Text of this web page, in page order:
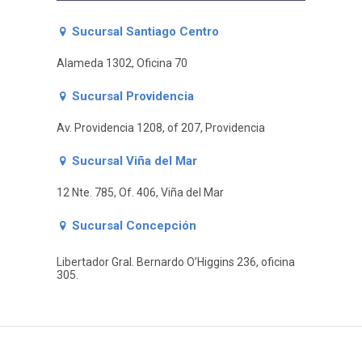
Sucursal Santiago Centro
Alameda 1302, Oficina 70
Sucursal Providencia
Av. Providencia 1208, of 207, Providencia
Sucursal Viña del Mar
12 Nte. 785, Of. 406, Viña del Mar
Sucursal Concepción
Libertador Gral. Bernardo O’Higgins 236, oficina
305.